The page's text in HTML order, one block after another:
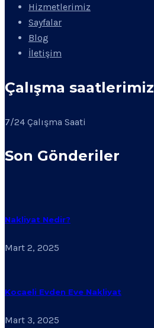
Hizmetlerimiz
Sayfalar
Blog
İletişim
Çalışma saatlerimiz
7/24 Çalışma Saati
Son Gönderiler
Nakliyat Nedir?
Mart 2, 2025
Kocaeli Evden Eve Nakliyat
Mart 3, 2025